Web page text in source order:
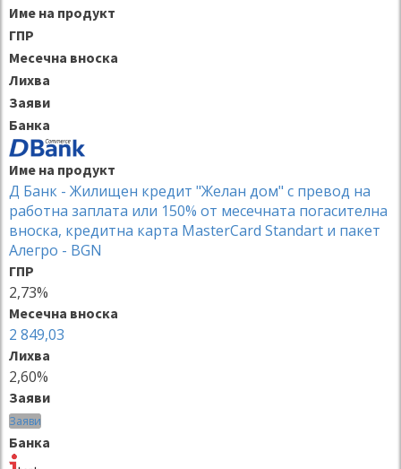
Име на продукт
ГПР
Месечна вноска
Лихва
Заяви
Банка
Име на продукт
Д Банк - Жилищен кредит "Желан дом" с превод на
работна заплата или 150% от месечната погасителна
вноска, кредитна карта MasterCard Standart и пакет
Алегро - BGN
ГПР
2,73%
Месечна вноска
2 849,03
Лихва
2,60%
Заяви
Заяви
Банка